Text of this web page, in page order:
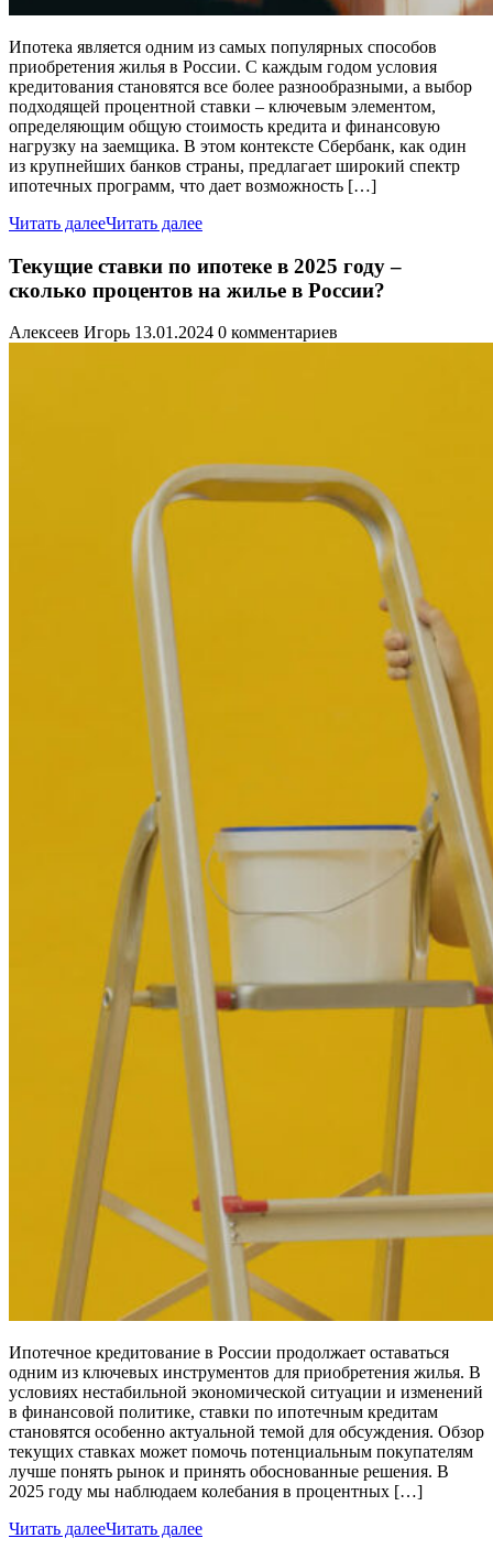
Ипотека является одним из самых популярных способов
приобретения жилья в России. С каждым годом условия
кредитования становятся все более разнообразными, а выбор
подходящей процентной ставки – ключевым элементом,
определяющим общую стоимость кредита и финансовую
нагрузку на заемщика. В этом контексте Сбербанк, как один
из крупнейших банков страны, предлагает широкий спектр
ипотечных программ, что дает возможность […]
Читать далееЧитать далее
Текущие ставки по ипотеке в 2025 году –
сколько процентов на жилье в России?
Алексеев Игорь 13.01.2024 0 комментариев
Ипотечное кредитование в России продолжает оставаться
одним из ключевых инструментов для приобретения жилья. В
условиях нестабильной экономической ситуации и изменений
в финансовой политике, ставки по ипотечным кредитам
становятся особенно актуальной темой для обсуждения. Обзор
текущих ставках может помочь потенциальным покупателям
лучше понять рынок и принять обоснованные решения. В
2025 году мы наблюдаем колебания в процентных […]
Читать далееЧитать далее